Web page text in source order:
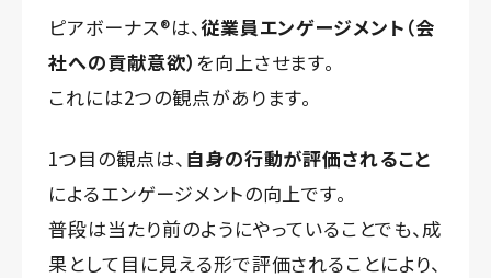
ピアボーナス®️は、従業員エンゲージメント（会
社への貢献意欲） を向上させます。
これには2つの観点があります。
1つ目の観点は、 自身の行動が評価されること
によるエンゲージメントの向上です。
普段は当たり前のようにやっていることでも、成
果として目に見える形で評価されることにより、